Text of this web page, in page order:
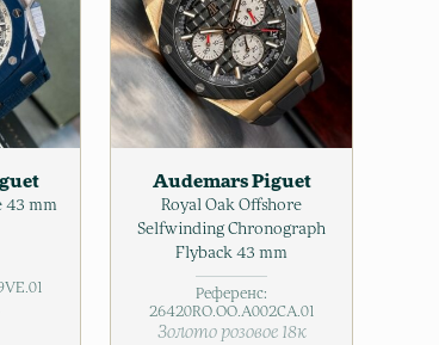
43 mm
Audemars Piguet
Royal Oak Offshore
Selfwinding Chronograph
Flyback 43 mm
Референс:
26420RO.OO.A002CA.01
Золото розовое 18к